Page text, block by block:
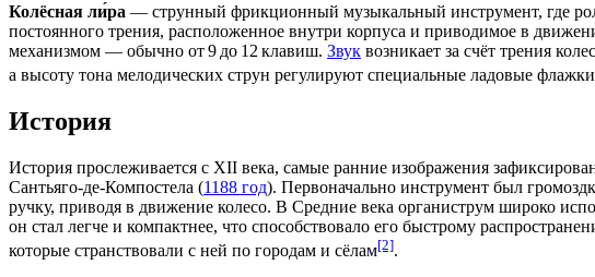
Колёсная ли́ра — струнный фрикционный музыкальный инструмент, где
постоянного трения, расположенное внутри корпуса и приводимое в
механизмом — обычно от 9 до 12 клавиш. Звук возникает за счёт трения
а высоту тона мелодических струн регулируют специальные ладовые
История
История прослеживается с XII века, самые ранние изображения
Сантьяго‑де‑Компостела (1188 год). Первоначально инструмент был
ручку, приводя в движение колесо. В Средние века органиструм широко
он стал легче и компактнее, что способствовало его быстрому
которые странствовали с ней по городам и сёлам[2].